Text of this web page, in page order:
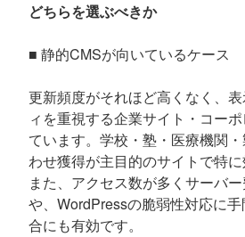
どちらを選ぶべきか
■ 静的CMSが向いているケース
更新頻度がそれほど高くなく、
ィを重視する企業サイト・コー
ています。学校・塾・医療機関
わせ獲得が主目的のサイトで特に
また、アクセス数が多くサーバ
や、WordPressの脆弱性対応に
合にも有効です。